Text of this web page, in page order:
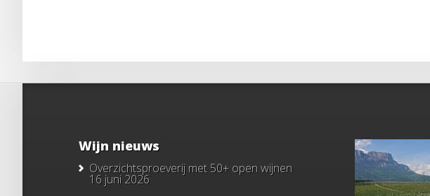
Wijn nieuws
Overzichtsproeverij met 50+ open wijnen
16 juni 2026